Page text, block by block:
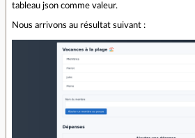
tableau json comme valeur.
Nous arrivons au résultat suivant :